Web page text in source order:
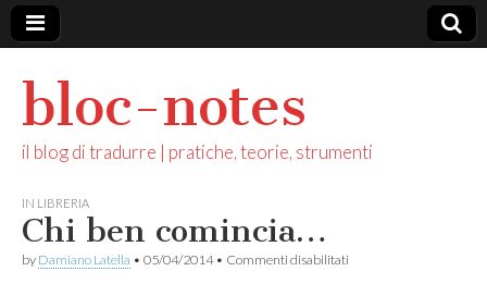
bloc-notes
il blog di tradurre | pratiche, teorie, strumenti
IN LIBRERIA
Chi ben comincia…
by Damiano Latella • 05/04/2014• Commenti disabilitati